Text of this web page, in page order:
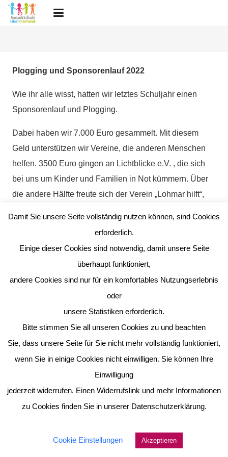
Plogging und Sponsorenlauf 2022
Wie ihr alle wisst, hatten wir letztes Schuljahr einen
Sponsorenlauf und Plogging.
Dabei haben wir 7.000 Euro gesammelt. Mit diesem
Geld unterstützen wir Vereine, die anderen Menschen
helfen. 3500 Euro gingen an Lichtblicke e.V. , die sich
bei uns um Kinder und Familien in Not kümmern. Über
die andere Hälfte freute sich der Verein „Lohmar hilft“,
(Wandzeitungskinder)
Damit Sie unsere Seite vollständig nutzen können, sind Cookies
erforderlich.
Einige dieser Cookies sind notwendig, damit unsere Seite
überhaupt funktioniert,
andere Cookies sind nur für ein komfortables Nutzungserlebnis
oder
unsere Statistiken erforderlich.
Bitte stimmen Sie all unseren Cookies zu und beachten
Sie, dass unsere Seite für Sie nicht mehr vollständig funktioniert,
wenn Sie in einige Cookies nicht einwilligen. Sie können Ihre
Einwilligung
jederzeit widerrufen. Einen Widerrufslink und mehr Informationen
zu Cookies finden Sie in unserer Datenschutzerklärung.
Cookie Einstellungen Akzeptieren